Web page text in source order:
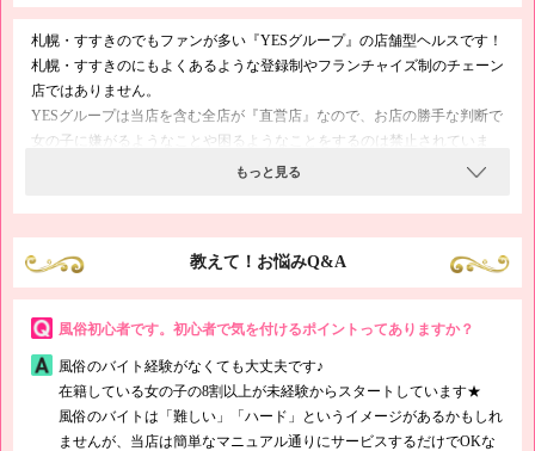
札幌・すすきのでもファンが多い『YESグループ』の店舗型ヘルスです！
札幌・すすきのにもよくあるような登録制やフランチャイズ制のチェーン
店ではありません。
YESグループは当店を含む全店が『直営店』なので、お店の勝手な判断で
女の子に嫌がるようなことや困るようなことをするのは禁止されていま
もっと見る
教えて！お悩みQ&A
風俗初心者です。初心者で気を付けるポイントってありますか？
風俗のバイト経験がなくても大丈夫です♪
在籍している女の子の8割以上が未経験からスタートしています★
風俗のバイトは「難しい」「ハード」というイメージがあるかもしれ
ませんが、当店は簡単なマニュアル通りにサービスするだけでOKな